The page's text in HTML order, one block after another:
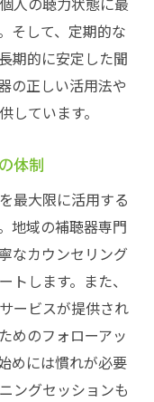
そして、定期的な
期的に安定した聞
の正しい活用法や
しています。
体制
最大限に活用する
地域の補聴器専門
なカウンセリング
します。また、
ービスが提供され
めのフォローアッ
めには慣れが必要
ングセッションも